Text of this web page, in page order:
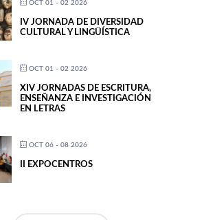
OCT 01 - 02 2026
IV JORNADA DE DIVERSIDAD
CULTURAL Y LINGÜÍSTICA
OCT 01 - 02 2026
XIV JORNADAS DE ESCRITURA,
ENSEÑANZA E INVESTIGACIÓN
EN LETRAS
OCT 06 - 08 2026
II EXPOCENTROS